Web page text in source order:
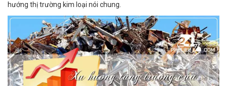
hướng thị trường kim loại nói chung.